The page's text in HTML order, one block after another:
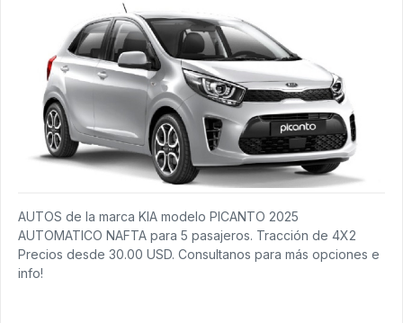
AUTOS de la marca KIA modelo PICANTO 2025
AUTOMATICO NAFTA para 5 pasajeros. Tracción de 4X2
Precios desde 30.00 USD. Consultanos para más opciones e
info!